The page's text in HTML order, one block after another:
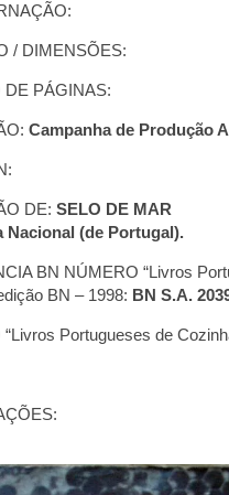
/ DIMENSÕES:
DE PÁGINAS:
Campanha de Produção
DE: SELO DE MAR
Nacional (de Portugal).
BN NÚMERO “Livros
BN – 1998: BN S.A.
Portugueses de